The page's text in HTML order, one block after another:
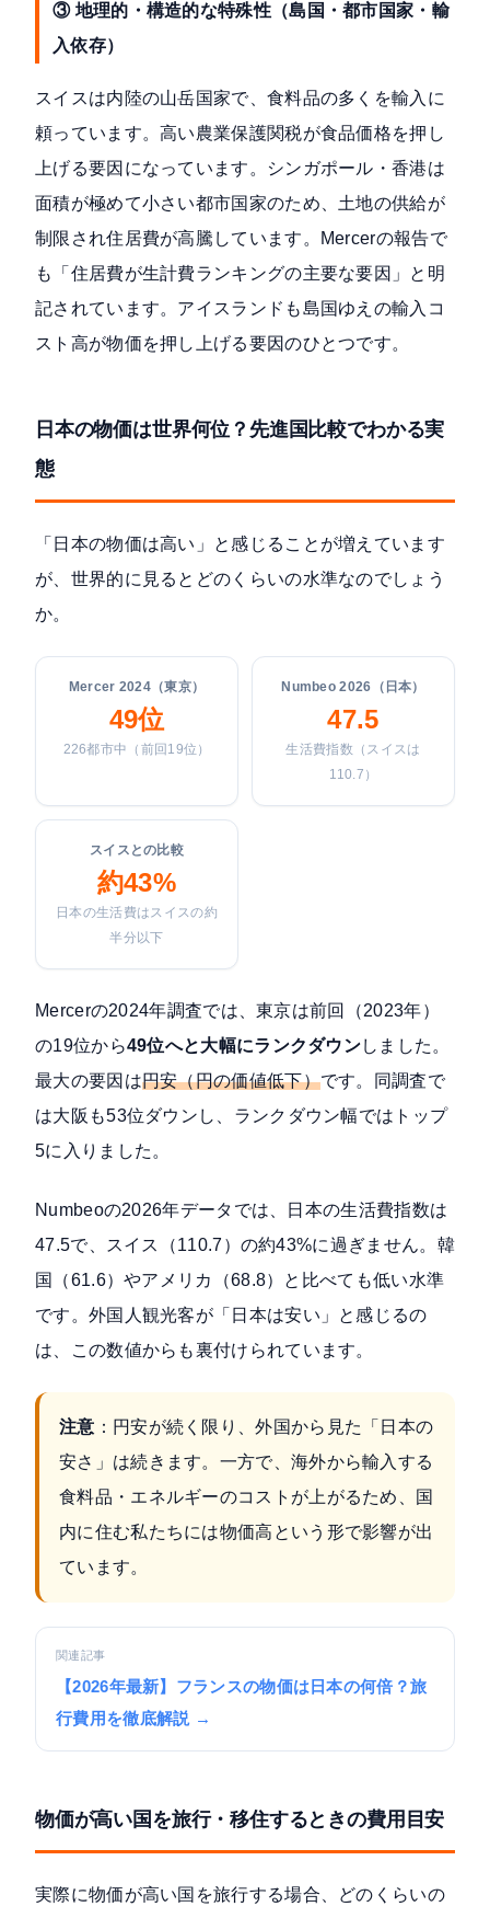
③ 地理的・構造的な特殊性（島国・都市国家・輸
入依存）
スイスは内陸の山岳国家で、食料品の多くを輸入に
頼っています。高い農業保護関税が食品価格を押し
上げる要因になっています。シンガポール・香港は
面積が極めて小さい都市国家のため、土地の供給が
制限され住居費が高騰しています。
Mercerの報告で
も「住居費が生計費ランキングの主要な要因」と明
記されています。アイスランドも島国ゆえの輸入コ
スト高が物価を押し上げる要因のひとつです。
日本の物価は世界何位？先進国比較でわかる実
態
「日本の物価は高い」と感じることが増えています
が、世界的に見るとどのくらいの水準なのでしょう
か。
Mercer 2024（東京）
49位
226都市中（前回19位）
Numbeo 2026（日本）
47.5
生活費指数（スイスは
110.7）
スイスとの比較
約43%
日本の生活費はスイスの約
半分以下
Mercerの2024年調査では、東京は前回（2023年）
の19位から49位へと大幅にランクダウンしました。
最大の要因は円安（円の価値低下）です。同調査で
は大阪も53位ダウンし、ランクダウン幅ではトップ
5に入りました。
Numbeoの2026年データでは、日本の生活費指数は
47.5で、スイス（110.7）の約43%に過ぎません。韓
国（61.6）やアメリカ（68.8）と比べても低い水準
です。外国人観光客が「日本は安い」と感じるの
は、この数値からも裏付けられています。
注意 ：円安が続く限り、外国から見た「日本の
安さ」は続きます。一方で、海外から輸入する
食料品・エネルギーのコストが上がるため、国
内に住む私たちには物価高という形で影響が出
ています。
関連記事
【2026年最新】フランスの物価は日本の何倍？旅
行費用を徹底解説 →
物価が高い国を旅行・移住するときの費用目安
実際に物価が高い国を旅行する場合、どのくらいの